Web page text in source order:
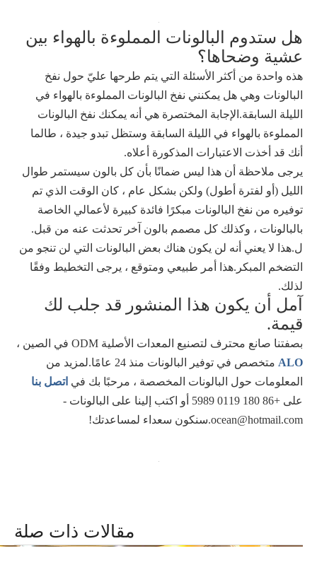
هل ستدوم البالونات المملوءة بالهواء بين
عشية وضحاها؟
هذه واحدة من أكثر الأسئلة التي يتم طرحها عليّ حول نفخ
البالونات وهي هل يمكنني نفخ البالونات المملوءة بالهواء في
الليلة السابقة.الإجابة المختصرة هي أنه يمكنك نفخ البالونات
المملوءة بالهواء في الليلة السابقة وستظل تبدو جيدة ، طالما
أنك قد أخذت الاعتبارات المذكورة أعلاه.
يرجى ملاحظة أن هذا ليس ضمانًا بأن كل بالون سيستمر طوال
الليل (أو لفترة أطول) ولكن بشكل عام ، كان الوقت الذي تم
توفيره من نفخ البالونات مبكرًا فائدة كبيرة لأعمالي الخاصة
بالبالونات ، وكذلك كل مصمم بالون آخر تحدثت عنه من قبل.
ل.هذا لا يعني أنه لن يكون هناك بعض البالونات التي لن تنجو من
التضخم المبكر.هذا أمر طبيعي ومتوقع ، يرجى التخطيط وفقًا
لذلك.
آمل أن يكون هذا المنشور قد جلب لك
قيمة.
بصفتنا صانع محترف لتصنيع المعدات الأصلية ODM في الصين ،
ALO
متخصص في توفير البالونات منذ 24 عامًا.لمزيد من
المعلومات حول البالونات المخصصة ، مرحبًا بك في اتصل بنا
على +86 180 0119 5989 أو اكتب إلينا على البالونات -
ocean@hotmail.com.سنكون سعداء لمساعدتك!
مقالات ذات صلة